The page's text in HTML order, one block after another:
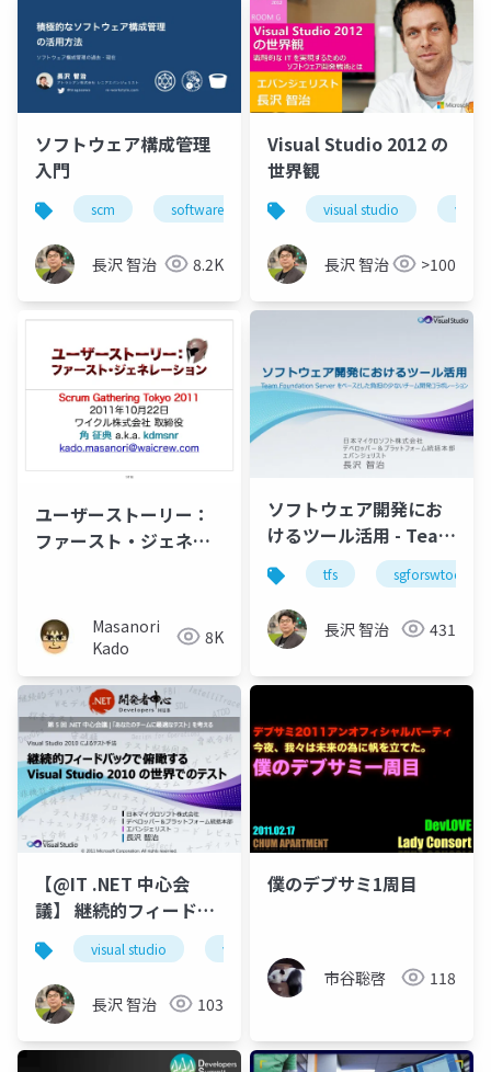
ソフトウェア構成管理
入門
scm software configuration management sqip
長沢 智治 8.2K
Visual Studio 2012 の
世界観
visual studio
長沢 智治 >100
ユーザーストーリー：
ファースト・ジェネレ
Masanori
Kado
8K
ソフトウェア開発にお
けるツール活用 - Team
Foundation Server を
ベースとした負担の少
ないチーム開発コラボ
レーション
tfs sgforswtools
長沢 智治 431
【@IT .NET 中心会
議】 継続的フィードバ
ックで俯瞰する Visual
Studio 2010 の世界で
のテスト
visual studio visual studio 2010
長沢 智治 103
僕のデブサミ1周目
市谷聡啓 118